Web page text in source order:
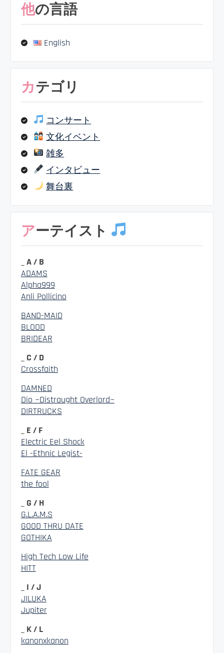
他の言語
English
カテゴリ
コンサート
文化イベント
雑多
インタビュー
舞台裏
アーテイスト
_ A / B
ADAMS
Alpha999
Anli Pollicino
BAND-MAID
BLOOD
BRIDEAR
_ C / D
Crossfaith
DAMNED
Dio ~Distraught Overlord~
DIRTRUCKS
_ E / F
Electric Eel Shock
El -Ethnic Legist-
FATE GEAR
the fool
_ G / H
G.L.A.M.S
GOOD THRU DATE
GOTHIKA
High Tech Low Life
HITT
_ I / J
JILUKA
Jupiter
_ K / L
kanonxkanon